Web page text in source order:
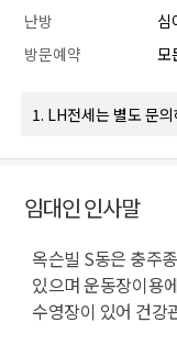
난방
심
방문예약
모
1. LH전세는 별도 문
임대인 인사말
옥슨빌 S동은 충주
있으며 운동장이용
수영장이 있어 건강